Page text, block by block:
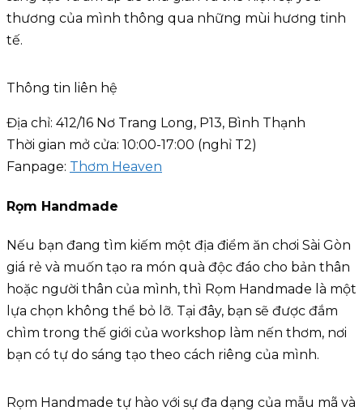
thương của mình thông qua những mùi hương tinh
tế.
Thông tin liên hệ
Địa chỉ: 412/16 Nơ Trang Long, P13, Bình Thạnh
Thời gian mở cửa: 10:00-17:00 (nghỉ T2)
Fanpage: Thơm Heaven
Rọm Handmade
Nếu bạn đang tìm kiếm một địa điểm ăn chơi Sài Gòn
giá rẻ và muốn tạo ra món quà độc đáo cho bản thân
hoặc người thân của mình, thì Rọm Handmade là một
lựa chọn không thể bỏ lỡ. Tại đây, bạn sẽ được đắm
chìm trong thế giới của workshop làm nến thơm, nơi
bạn có tự do sáng tạo theo cách riêng của mình.
Rọm Handmade tự hào với sự đa dạng của mẫu mã và